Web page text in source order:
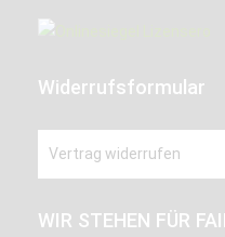
Widerrufsformular
Vertrag widerrufen
WIR STEHEN FÜR